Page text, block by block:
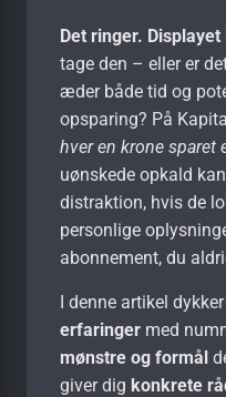
Det ringer. Displayet
tage den – eller er
æder både tid og
opsparing? På
hver en krone sparet
uønskede opkald
distraktion, hvis de
personlige
abonnement, du
I denne artikel
erfaringer med
mønstre og formål
giver dig konkrete